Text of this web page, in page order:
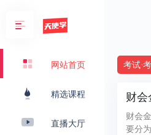
网站首页
精选课程
直播大厅
考试·
财
财会
要分